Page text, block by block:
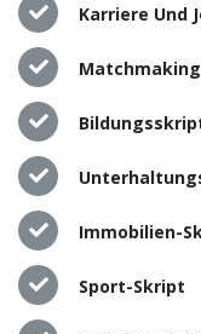
Karriere Und
Immobilien-
Sport-Skript